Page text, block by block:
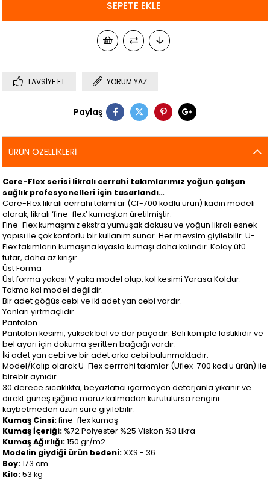
TAVSIYE ET YORUM YAZ
Paylaş
ÜRÜN ÖZELLIKLERI
Core-Flex serisi likralı cerrahi takımlarımız yoğun çalışan
sağlık profesyonelleri için tasarlandı…
Core-Flex likralı cerrahi takımlar (Cf-700 kodlu ürün) kadın modeli
olarak, likralı ‘fine-flex’ kumaştan üretilmiştir.
Fine-Flex kumaşımız ekstra yumuşak dokusu ve yoğun likralı esnek
yapısı ile çok konforlu bir kullanım sunar. Her mevsim giyilebilir. U-
Flex takımların kumaşına kıyasla kumaşı daha kalındır. Kolay ütü
tutar, daha az kırışır.
Üst Forma
Üst forma yakası V yaka model olup, kol kesimi Yarasa Koldur.
Takma kol model değildir.
Bir adet göğüs cebi ve iki adet yan cebi vardır.
Yanları yırtmaçlıdır.
Pantolon
Pantolon kesimi, yüksek bel ve dar paçadır. Beli komple lastiklidir ve
bel ayarı için dokuma şeritten bağcığı vardır.
İki adet yan cebi ve bir adet arka cebi bulunmaktadır.
Model/Kalıp olarak U-Flex cerrrahi takımlar (Uflex-700 kodlu ürün) ile
birebir aynıdır.
30 derece sıcaklıkta, beyazlatıcı içermeyen deterjanla yıkanır ve
direkt güneş ışığına maruz kalmadan kurutulursa rengini
kaybetmeden uzun süre giyilebilir.
Kumaş Cinsi:fine-flex kumaş
Kumaş İçeriği:%72 Polyester %25 Viskon %3 Likra
Kumaş Ağırlığı:150 gr/m2
Modelin giydiği ürün bedeni:XXS - 36
Boy:173 cm
Kilo:53 kg